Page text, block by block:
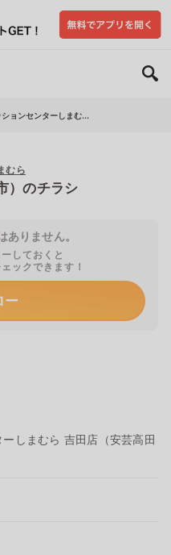
ションセンターしまむ...
むら
）のチラシ
ありません。
しておくと
ックできます！
ー
しまむら 吉田店（安芸高田